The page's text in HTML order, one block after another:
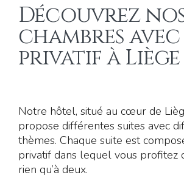
Découvrez
chambres avec
privatif à Liège
Notre hôtel, situé au cœur de
propose différentes suites avec
thèmes. Chaque suite est
privatif dans lequel vous profitez
rien qu’à deux.